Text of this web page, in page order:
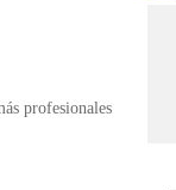
profesionales